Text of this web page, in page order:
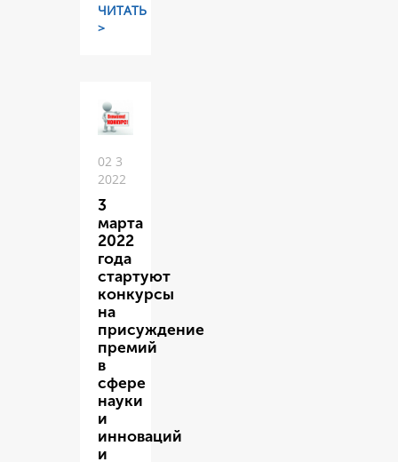
ЧИТАТЬ
>
02 3
2022
3
марта
2022
года
стартуют
конкурсы
на
присуждение
премий
в
сфере
науки
и
инноваций
и